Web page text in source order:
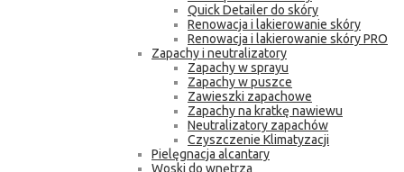
Quick Detailer do skóry
Renowacja i lakierowanie skóry
Renowacja i lakierowanie skóry PRO
Zapachy i neutralizatory
Zapachy w sprayu
Zapachy w puszce
Zawieszki zapachowe
Zapachy na kratkę nawiewu
Neutralizatory zapachów
Czyszczenie Klimatyzacji
Pielęgnacja alcantary
Woski do wnętrza